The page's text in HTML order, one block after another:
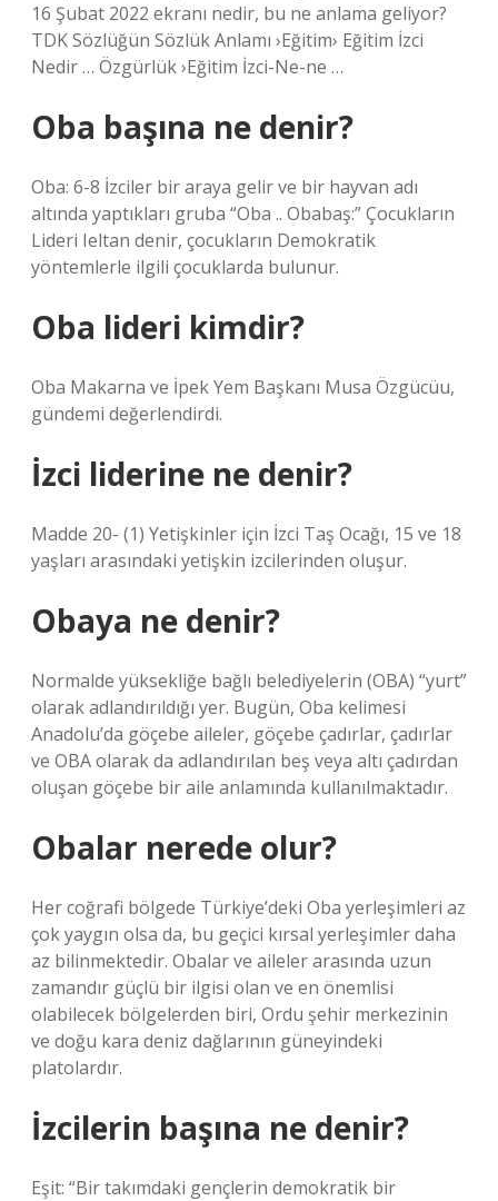
16 Şubat 2022 ekranı nedir, bu ne anlama geliyor?
TDK Sözlüğün Sözlük Anlamı ›Eğitim› Eğitim İzci
Nedir … Özgürlük ›Eğitim İzci-Ne-ne …
Oba başına ne denir?
Oba: 6-8 İzciler bir araya gelir ve bir hayvan adı
altında yaptıkları gruba “Oba .. Obabaş:” Çocukların
Lideri Ieltan denir, çocukların Demokratik
yöntemlerle ilgili çocuklarda bulunur.
Oba lideri kimdir?
Oba Makarna ve İpek Yem Başkanı Musa Özgücüu,
gündemi değerlendirdi.
İzci liderine ne denir?
Madde 20- (1) Yetişkinler için İzci Taş Ocağı, 15 ve 18
yaşları arasındaki yetişkin izcilerinden oluşur.
Obaya ne denir?
Normalde yüksekliğe bağlı belediyelerin (OBA) “yurt”
olarak adlandırıldığı yer. Bugün, Oba kelimesi
Anadolu’da göçebe aileler, göçebe çadırlar, çadırlar
ve OBA olarak da adlandırılan beş veya altı çadırdan
oluşan göçebe bir aile anlamında kullanılmaktadır.
Obalar nerede olur?
Her coğrafi bölgede Türkiye’deki Oba yerleşimleri az
çok yaygın olsa da, bu geçici kırsal yerleşimler daha
az bilinmektedir. Obalar ve aileler arasında uzun
zamandır güçlü bir ilgisi olan ve en önemlisi
olabilecek bölgelerden biri, Ordu şehir merkezinin
ve doğu kara deniz dağlarının güneyindeki
platolardır.
İzcilerin başına ne denir?
Eşit: “Bir takımdaki gençlerin demokratik bir